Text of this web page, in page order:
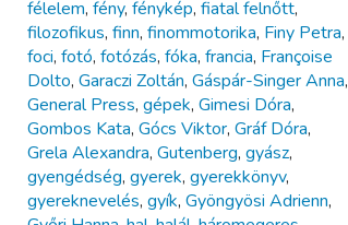
félelem, fény, fénykép, fiatal felnőtt,
filozofikus, finn, finommotorika, Finy Petra,
foci, fotó, fotózás, fóka, francia, Françoise
Dolto, Garaczi Zoltán, Gáspár-Singer Anna,
General Press, gépek, Gimesi Dóra,
Gombos Kata, Gócs Viktor, Gráf Dóra,
Grela Alexandra, Gutenberg, gyász,
gyengédség, gyerek, gyerekkönyv,
gyereknevelés, gyík, Gyöngyösi Adrienn,